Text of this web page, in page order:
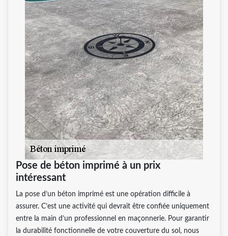
Pose de béton imprimé à un prix
intéressant
La pose d’un béton imprimé est une opération difficile à
assurer. C’est une activité qui devrait être confiée uniquement
entre la main d’un professionnel en maçonnerie. Pour garantir
la durabilité fonctionnelle de votre couverture du sol, nous